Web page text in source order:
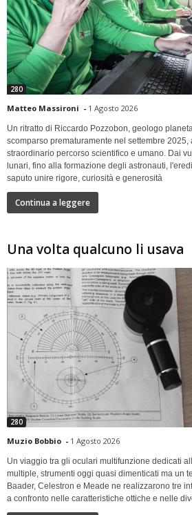
280
Matteo Massironi - 1 Agosto 2026
Un ritratto di Riccardo Pozzobon, geologo
scomparso prematuramente nel settembre
straordinario percorso scientifico e umano. Dai
lunari, fino alla formazione degli astronauti,
saputo unire rigore, curiosità e generosità
Continua a leggere
Una volta qualcuno li usava
280
Muzio Bobbio - 1 Agosto 2026
Un viaggio tra gli oculari multifunzione dedicati
multiple, strumenti oggi quasi dimenticati ma un
Baader, Celestron e Meade ne realizzarono tre
a confronto nelle caratteristiche ottiche e nelle